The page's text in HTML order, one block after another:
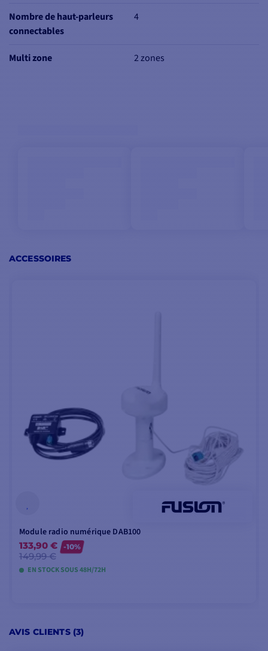
Nombre de haut-parleurs
connectables
4
Multi zone 2 zones
ACCESSOIRES
Module radio numérique DAB100
133,90 €
149,99 €
-10%
EN STOCK SOUS 48H/72H
AVIS CLIENTS (3)